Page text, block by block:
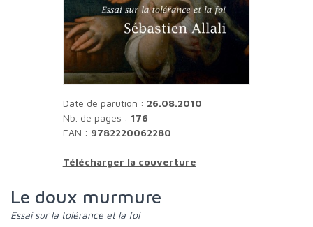
Date de parution : 26.08.2010
Nb. de pages : 176
EAN : 9782220062280
Télécharger la couverture
Le doux murmure
Essai sur la tolérance et la foi